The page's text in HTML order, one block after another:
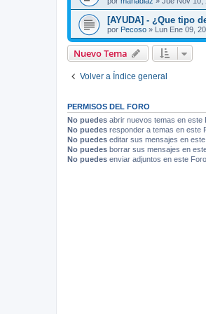
[AYUDA] - ¿Que tipo
por Pecoso » Lun Ene 09,
Nuevo Tema
Volver a Índice general
PERMISOS DEL FORO
No puedes abrir nuevos temas en este
No puedes responder a temas en este
No puedes editar sus mensajes en
No puedes borrar sus mensajes en
No puedes enviar adjuntos en este Foro